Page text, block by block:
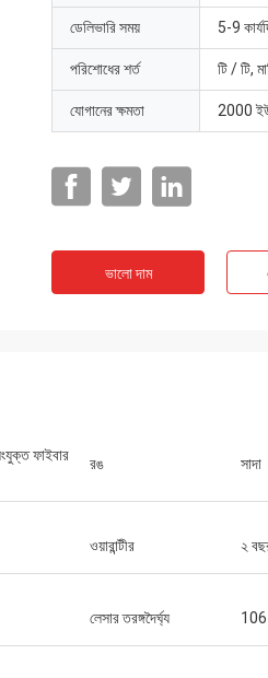
ডেলিভারি সময় 5-9
পরিশোধের শর্ত টি / টি,
যোগানের ক্ষমতা 2000
ভালো দাম
ফাইবার
রঙ সাদা
ওয়ারান্টীর ২
লেসার তরঙ্গদৈর্ঘ্য